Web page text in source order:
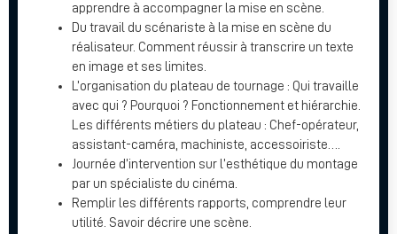
apprendre à accompagner la mise en scène.
Du travail du scénariste à la mise en scène du
réalisateur. Comment réussir à transcrire un texte
en image et ses limites.
L’organisation du plateau de tournage : Qui travaille
avec qui ? Pourquoi ? Fonctionnement et hiérarchie.
Les différents métiers du plateau : Chef-opérateur,
assistant-caméra, machiniste, accessoiriste….
Journée d’intervention sur l’esthétique du montage
par un spécialiste du cinéma.
Remplir les différents rapports, comprendre leur
utilité. Savoir décrire une scène.